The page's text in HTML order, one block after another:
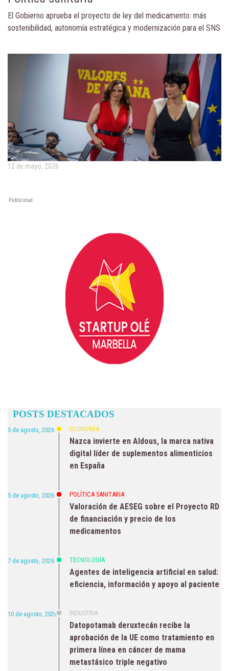
El Gobierno aprueba el proyecto de ley del medicamento: más
sostenibilidad, autonomía estratégica y modernización para el SNS
12 de mayo, 2026
Publicidad
POSTS DESTACADOS
5 de agosto, 2026 ECONOMÍA
Nazca invierte en Aldous, la marca nativa
digital líder de suplementos alimenticios
en España
5 de agosto, 2026 POLÍTICA SANITARIA
Valoración de AESEG sobre el Proyecto RD
de financiación y precio de los
medicamentos
7 de agosto, 2026 TECNOLOGÍA
Agentes de inteligencia artificial en salud:
eficiencia, información y apoyo al paciente
10 de agosto, 2026 INDUSTRIA
Datopotamab deruxtecán recibe la
aprobación de la UE como tratamiento en
primera línea en cáncer de mama
metastásico triple negativo